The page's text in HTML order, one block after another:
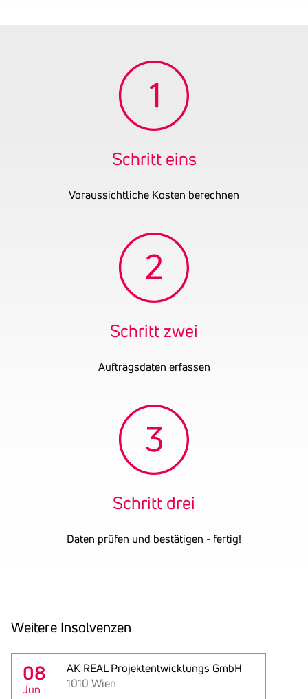
Haushaltsgeräten
Man befasst sich mit der
Montage von Solar- und
Photovoltaikmodulen ohne
Anschlussarbeiten, sowie
dem Handel. Vielfach
arbeitet man mit
zusammen.
Firmenbuchnummer
FN 592015 k
29326419
Schritt eins
Voraussichtliche Kosten berechnen
Schritt zwei
Auftragsdaten erfassen
Schritt drei
Daten prüfen und bestätigen - fertig!
Weitere Insol­venzen
08
Jun
AK REAL Projektentwicklungs GmbH
1010 Wien